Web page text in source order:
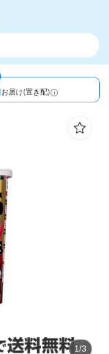
お届け(置き配)
1/3